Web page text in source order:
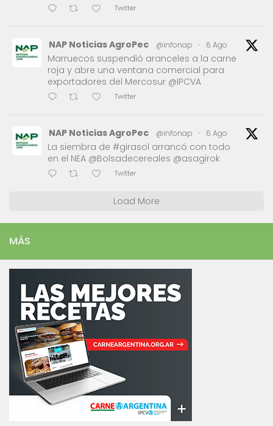
Twitter
NAP Noticias AgroPec @infonap · 6 Ago
Marruecos suspendió aranceles a la carne
roja y abre una ventana comercial para
exportadores del Mercosur @IPCVA
Twitter
NAP Noticias AgroPec @infonap · 6 Ago
La siembra de #girasol arrancó con todo
en el NEA @Bolsadecereales @asagirok
Twitter
Load More
MÁS